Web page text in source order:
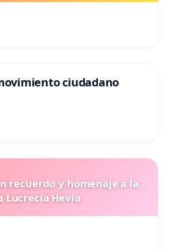
ciudadano
recuerdo y homenaje a la
Lucrecia Hevia